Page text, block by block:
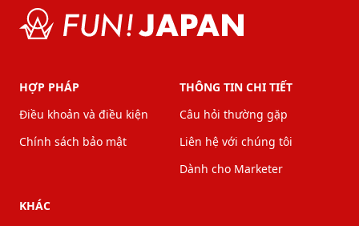
HỢP PHÁP
Điều khoản và điều kiện
Chính sách bảo mật
THÔNG TIN CHI TIẾT
Câu hỏi thường gặp
Liên hệ với chúng tôi
Dành cho Marketer
KHÁC